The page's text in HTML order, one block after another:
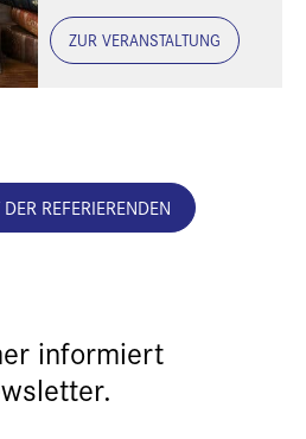
ZUR VERANSTALTUNG
REFERIERENDEN
informiert